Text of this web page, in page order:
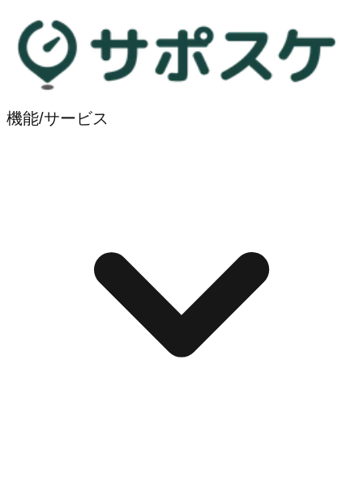
機能/サービス